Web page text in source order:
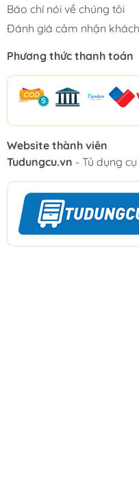
Báo chí nói về chúng tôi
Đánh giá cảm nhận
Phương thức thanh toán
Website thành viên
Tudungcu.vn - Tủ dụng